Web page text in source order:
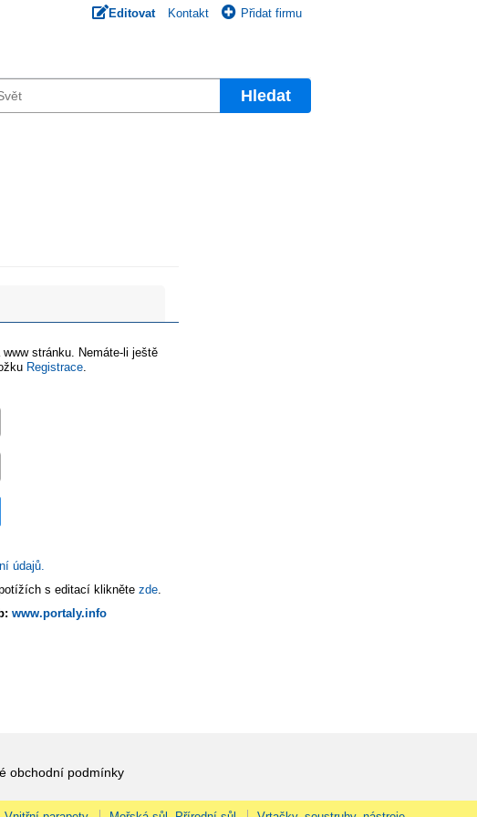
Editovat Kontakt Přidat firmu
Hledat
stránku. Nemáte-li ještě
Registrace
údajů.
s editací klikněte zde
www.portaly.info
obchodní podmínky